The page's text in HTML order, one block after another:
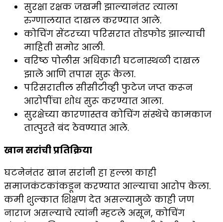
सुरक्षा रक्षक जखमी झाल्यानंतर त्याला
रुग्णालयात दाखल करण्यात आले.
कोचिंग सेंटरच्या परिसरात तोडफोड झाल्याची
माहिती समोर आली.
वरिष्ठ पोलीस अधिकारी घटनास्थळी दाखल
झाले आणि तपास सुरू केला.
परिसरातील सीसीटीव्ही फुटेज जप्त करून
आरोपींचा शोध सुरू करण्यात आला.
सुरक्षेच्या कारणास्तव कोचिंग संस्थेचे कामकाज
तात्पुरते बंद ठेवण्यात आले.
खान सरांची प्रतिक्रिया
घटनेनंतर खान सरांनी हा हल्ला काही
समाजकंटकांकडून करण्यात आल्याचा आरोप केला.
कमी शुल्कात शिक्षण देत असल्यामुळे काही जण
नाराज असल्याचे त्यांनी म्हटले असून, कोचिंग